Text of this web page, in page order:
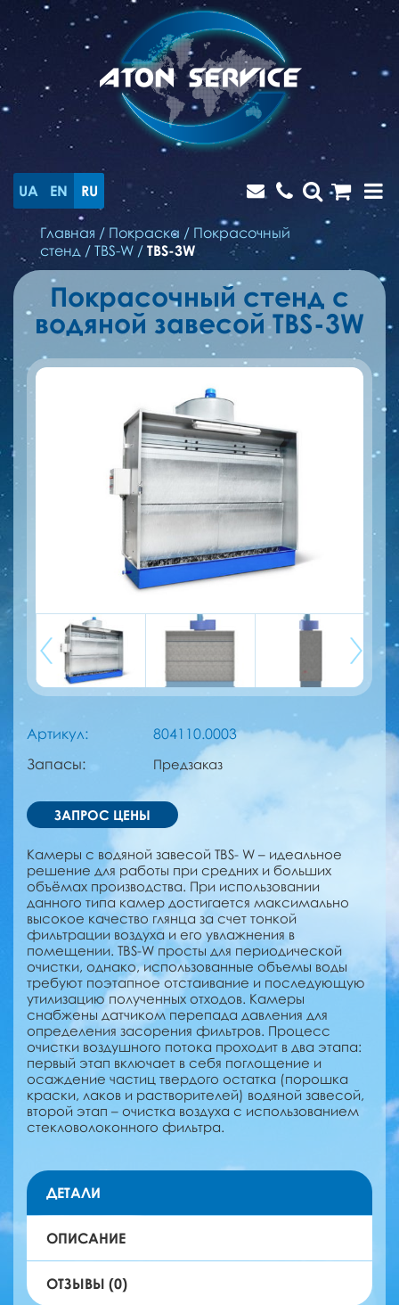
UA EN RU
Главная / Покраска / Покрасочный
стенд / TBS-W / TBS-3W
Покрасочный стенд с
водяной завесой TBS-3W
Артикул:
804110.0003
Запасы:
Предзаказ
ЗАПРОС ЦЕНЫ
Камеры с водяной завесой TBS- W – идеальное
решение для работы при средних и больших
объёмах производства. При использовании
данного типа камер достигается максимально
высокое качество глянца за счет тонкой
фильтрации воздуха и его увлажнения в
помещении. TBS-W просты для периодической
очистки, однако, использованные объемы воды
требуют поэтапное отстаивание и последующую
утилизацию полученных отходов. Камеры
снабжены датчиком перепада давления для
определения засорения фильтров. Процесс
очистки воздушного потока проходит в два этапа:
первый этап включает в себя поглощение и
осаждение частиц твердого остатка (порошка
краски, лаков и растворителей) водяной завесой,
второй этап – очистка воздуха с использованием
стекловолоконного фильтра.
ДЕТАЛИ
ОПИСАНИЕ
ОТЗЫВЫ (0)